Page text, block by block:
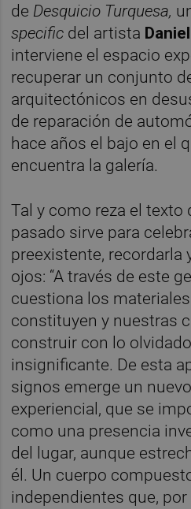
de Desquicio Turquesa,
specific del artista
interviene el espacio
recuperar un conjunto
arquitectónicos en
de reparación de
hace años el bajo en el
encuentra la galería.
Tal y como reza el texto
pasado sirve para
preexistente, recordarla
ojos: “A través de este
cuestiona los
constituyen y nuestras
construir con lo
insignificante. De esta
signos emerge un
experiencial, que se
como una presencia
del lugar, aunque
él. Un cuerpo
independientes que,